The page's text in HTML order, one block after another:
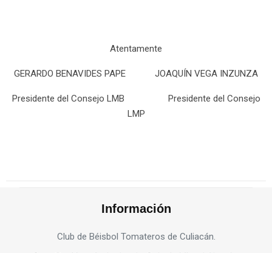
Atentamente
GERARDO BENAVIDES PAPE JOAQUÍN VEGA INZUNZA
Presidente del Consejo LMB Presidente del Consejo
LMP
Información
Club de Béisbol Tomateros de Culiacán.